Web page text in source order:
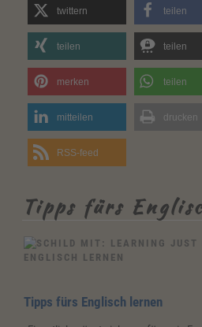
twittern teilen
teilen teilen
merken teilen
mitteilen drucken
RSS-feed
Tipps fürs
ENGLISCH LERNEN
Tipps fürs Englisch lernen